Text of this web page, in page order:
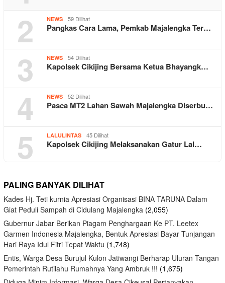
2
NEWS 59 Dilihat
Pangkas Cara Lama, Pemkab Majalengka Ter…
3 NEWS 54 Dilihat
Kapolsek Cikijing Bersama Ketua Bhayangk…
4 NEWS 52 Dilihat
Pasca MT2 Lahan Sawah Majalengka Diserbu…
5 LALULINTAS 45 Dilihat
Kapolsek Cikijing Melaksanakan Gatur Lal…
PALING BANYAK DILIHAT
Kades Hj. Teti kurnia Apresiasi Organisasi BINA TARUNA Dalam
Giat Peduli Sampah di Cidulang Majalengka (2,055)
Gubernur Jabar Berikan Piagam Penghargaan Ke PT. Leetex
Garmen Indonesia Majalengka, Bentuk Apresiasi Bayar Tunjangan
Hari Raya Idul Fitri Tepat Waktu (1,748)
Entis, Warga Desa Burujul Kulon Jatiwangi Berharap Uluran Tangan
Pemerintah Rutilahu Rumahnya Yang Ambruk !!! (1,675)